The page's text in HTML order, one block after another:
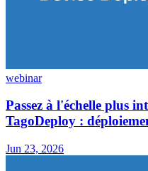
webinar
Passez à l'échelle plus
TagoDeploy :
Jun 23, 2026